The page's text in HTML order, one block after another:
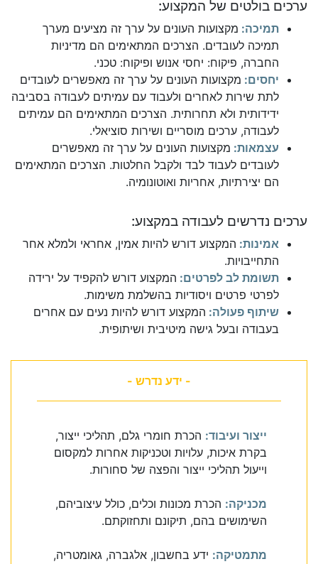
ערכים בולטים של המקצוע:
תמיכה: מקצועות העונים על ערך זה מציעים מערך
תמיכה לעובדים. הצרכים המתאימים הם מדיניות
החברה, פיקוח: יחסי אנוש ופיקוח: טכני.
יחסים: מקצועות העונים על ערך זה מאפשרים לעובדים
לתת שירות לאחרים ולעבוד עם עמיתים לעבודה בסביבה
ידידותית ולא תחרותית. הצרכים המתאימים הם עמיתים
לעבודה, ערכים מוסריים ושירות סוציאלי.
עצמאות: מקצועות העונים על ערך זה מאפשרים
לעובדים לעבוד לבד ולקבל החלטות. הצרכים המתאימים
הם יצירתיות, אחריות ואוטונומיה.
ערכים נדרשים לעבודה במקצוע:
אמינות: המקצוע דורש להיות אמין, אחראי ולמלא אחר
התחייבויות.
תשומת לב לפרטים: המקצוע דורש להקפיד על ירידה
לפרטי פרטים ויסודיות בהשלמת משימות.
שיתוף פעולה: המקצוע דורש להיות נעים עם אחרים
בעבודה ובעל גישה מיטיבית ושיתופית.
- ידע נדרש -
ייצור ועיבוד: הכרת חומרי גלם, תהליכי ייצור,
בקרת איכות, עלויות וטכניקות אחרות למקסום
וייעול תהליכי ייצור והפצה של סחורות.
מכניקה: הכרת מכונות וכלים, כולל עיצוביהם,
השימושים בהם, תיקונם ותחזוקתם.
מתמטיקה: ידע בחשבון, אלגברה, גאומטריה,